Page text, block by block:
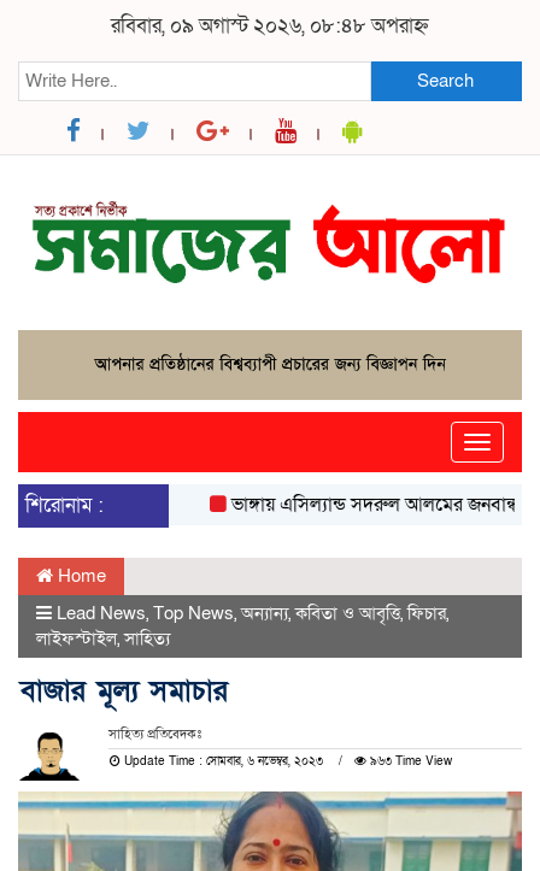
রবিবার, ০৯ অগাস্ট ২০২৬, ০৮:৪৮ অপরাহ্ন
Search
Toggle
শিরোনাম :
ভাঙ্গায় এসিল্যান্ড সদরুল আলমের জনবান্ধব
Home
Lead News, Top News,অন্যান্য,কবিতা ও আবৃত্তি,ফিচার,
লাইফস্টাইল,সাহিত্য
বাজার মূল্য সমাচার
সাহিত্য প্রতিবেদকঃ
Update Time : সোমবার, ৬ নভেম্বর, ২০২৩ ৯৬৩ Time View